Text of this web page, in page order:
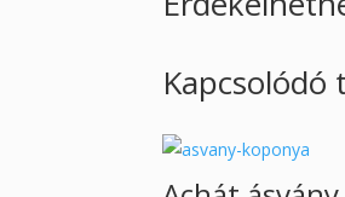
Kapcsolódó